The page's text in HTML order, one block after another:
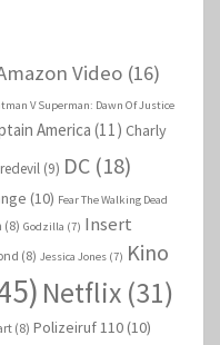
Video (16)
V Superman: Dawn Of Justice
America (11) Charly
(9) DC (18)
(10) Fear The Walking Dead
(8) Godzilla (7) Insert
(8) Jessica Jones (7) Kino
Netflix (31)
(8) Polizeiruf 110 (10)